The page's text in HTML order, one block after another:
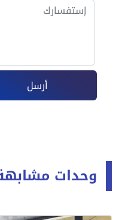
أرسل
وحدات